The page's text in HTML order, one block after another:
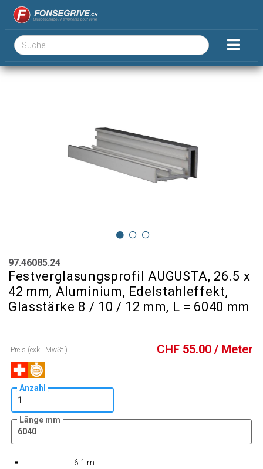
97.46085.24
Festverglasungsprofil AUGUSTA, 26.5 x
42 mm, Aluminium, Edelstahleffekt,
Glasstärke 8 / 10 / 12 mm, L = 6040 mm
Preis (exkl. MwSt.) CHF 55.00 / Meter
Anzahl
Länge mm
= 6.1 m